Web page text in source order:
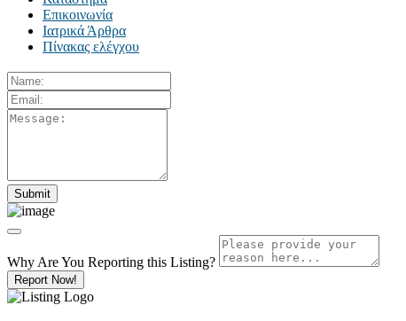
Επικοινωνία
Ιατρικά Άρθρα
Πίνακας ελέγχου
Why Are You Reporting this Listing?
Report Now!